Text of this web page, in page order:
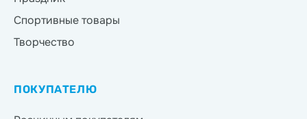
Спортивные товары
Творчество
ПОКУПАТЕЛЮ